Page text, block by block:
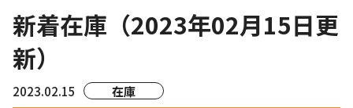
新着在庫（2023年02月15日更
新）
2023.02.15 在庫